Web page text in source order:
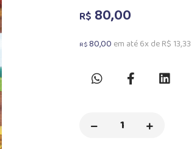
R$ 80,00
R$80,00 em até 6x de R$ 13,33